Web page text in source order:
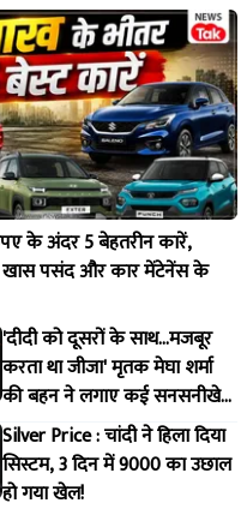
के अंदर 5 बेहतरीन कारें,
खास पसंद और कार मेंटेनेंस के
'दीदी को दूसरों के साथ...मजबूर
करता था जीजा' मृतक मेघा शर्मा
की बहन ने लगाए कई सनसनीखेज
आरोप !
Silver Price : चांदी ने हिला दिया
सिस्टम, 3 दिन में 9000 का उछाल
हो गया खेल!